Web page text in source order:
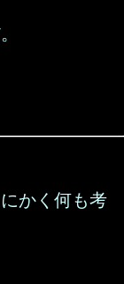
かく何も考